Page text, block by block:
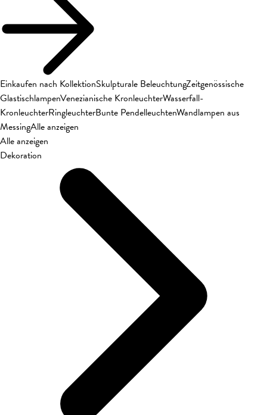
Einkaufen nach KollektionSkulpturale BeleuchtungZeitgenössische
GlastischlampenVenezianische KronleuchterWasserfall-
KronleuchterRingleuchterBunte PendelleuchtenWandlampen aus
MessingAlle anzeigen
Alle anzeigen
Dekoration